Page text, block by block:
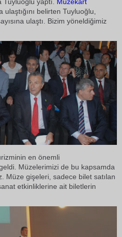
belirten Tuyluoğlu,
ulaştı. Bizim yöneldiğimiz
en önemli
Müzelerimizi de bu kapsamda
Müze gişeleri, sadece bilet satılan
etkinliklerine ait biletlerin